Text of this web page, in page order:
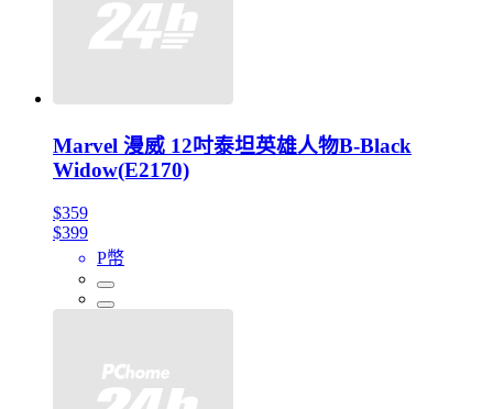
Marvel 漫威 12吋泰坦英雄人物B-Black
Widow(E2170)
$359
$399
P幣